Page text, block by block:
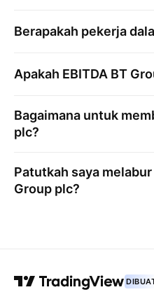
Berapakah pekerja
Apakah EBITDA BT
Bagaimana untuk
plc?
Patutkah saya
Group plc?